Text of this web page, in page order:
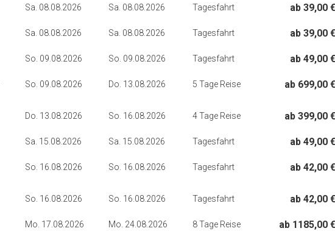
Sa. 08.08.2026 Sa. 08.08.2026 Tagesfahrt ab 39,00 €
Sa. 08.08.2026 Sa. 08.08.2026 Tagesfahrt ab 39,00 €
So. 09.08.2026 So. 09.08.2026 Tagesfahrt ab 49,00 €
So. 09.08.2026 Do. 13.08.2026 5 Tage Reise ab 699,00 €
Do. 13.08.2026 So. 16.08.2026 4 Tage Reise ab 399,00 €
Sa. 15.08.2026 Sa. 15.08.2026 Tagesfahrt ab 49,00 €
So. 16.08.2026 So. 16.08.2026 Tagesfahrt ab 42,00 €
So. 16.08.2026 So. 16.08.2026 Tagesfahrt ab 42,00 €
Mo. 17.08.2026 Mo. 24.08.2026 8 Tage Reise ab 1185,00 €